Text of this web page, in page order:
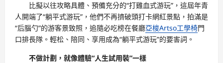
比擬以往攻略具體、預備充分的“打雞血式游玩”，這屆年青
人開端了“躺平式游玩”，他們不再擠破頭打卡網紅景點，拍滿是
“后腦勺”的游客景致照，追隨必吃榜在餐廳亞梭Artso工學椅門
口排長隊。輕松、陪同、享用成為“躺平式游玩”的要害詞。
不做計劃，就像體驗“人生試用裝”一樣